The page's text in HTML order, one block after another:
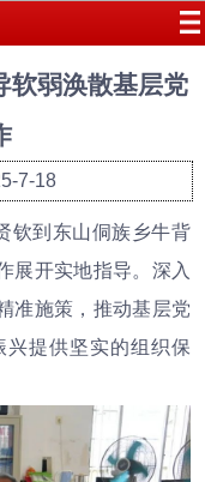
软弱涣散基层党
7-18
到东山侗族乡牛背
展开实地指导。深入
准施策，推动基层党
提供坚实的组织保